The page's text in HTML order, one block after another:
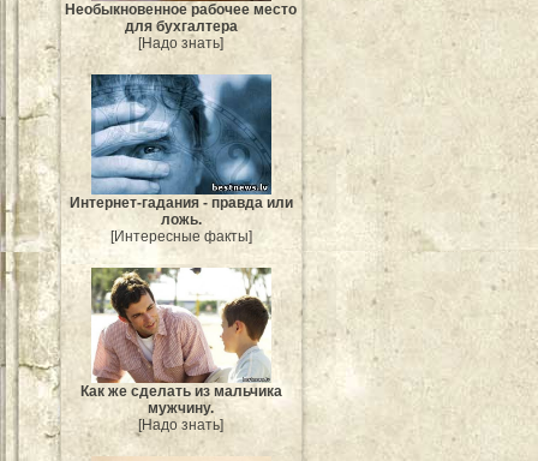
Необыкновенное рабочее место
для бухгалтера
[Надо знать]
Интернет-гадания - правда или
ложь.
[Интересные факты]
Как же сделать из мальчика
мужчину.
[Надо знать]